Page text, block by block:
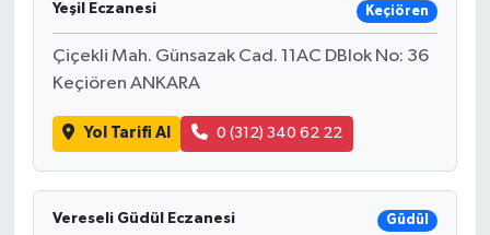
Yeşil Eczanesi Keçiören
Çiçekli Mah. Günsazak Cad. 11AC DBlok No: 36
Keçiören ANKARA
Yol Tarifi Al 0 (312) 340 62 22
Vereseli Güdül Eczanesi Güdül